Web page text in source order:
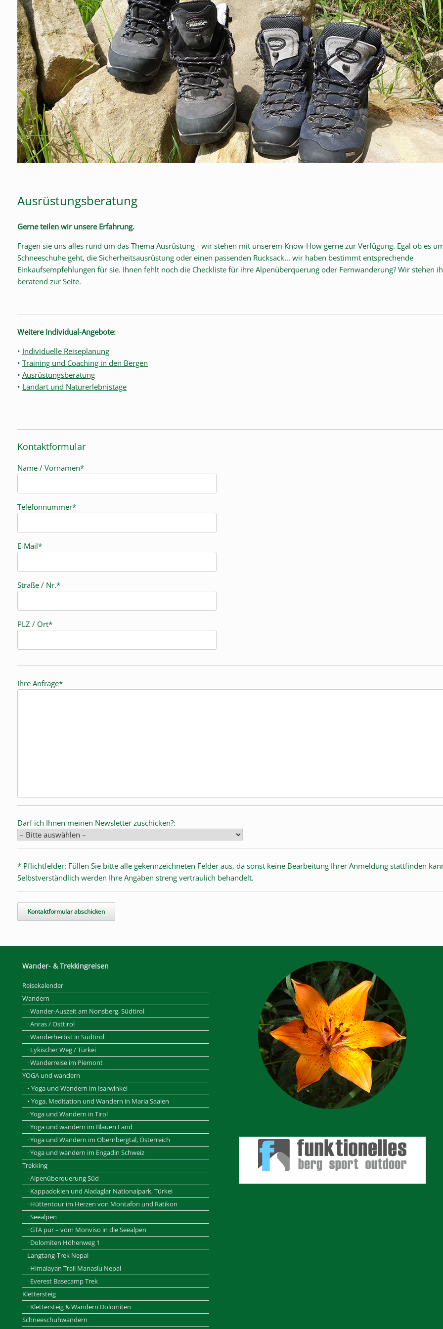
Ausrüstungsberatung
Gerne teilen wir unsere Erfahrung.
Fragen sie uns alles rund um das Thema Ausrüstung - wir stehen mit unserem Know-How gerne zur Verfügung. Egal ob es
Schneeschuhe geht, die Sicherheitsausrüstung oder einen passenden Rucksack... wir haben bestimmt entsprechende
Einkaufsempfehlungen für sie. Ihnen fehlt noch die Checkliste für ihre Alpenüberquerung oder Fernwanderung? Wir stehen
beratend zur Seite.
Weitere Individual-Angebote:
• Individuelle Reiseplanung
• Training und Coaching in den Bergen
• Ausrüstungsberatung
• Landart und Naturerlebnistage
Kontaktformular
Name / Vornamen*
Telefonnummer*
E-Mail*
Straße / Nr.*
PLZ / Ort*
B
t
e
s
e
s
e
l
d
l
.
Ihre Anfrage*
Darf ich Ihnen meinen Newsletter zuschicken?:
* Pflichtfelder: Füllen Sie bitte alle gekennzeichneten Felder aus, da sonst keine Bearbeitung Ihrer Anmeldung stattfinden
Selbstverständlich werden Ihre Angaben streng vertraulich behandelt.
Wander- & Trekkingreisen
Reisekalender
Wandern
· Wander-Auszeit am Nonsberg, Südtirol
· Anras / Osttirol
· Wanderherbst in Südtirol
· Lykischer Weg / Türkei
· Wanderreise im Piemont
YOGA und wandern
• Yoga und Wandern im Isarwinkel
• Yoga, Meditation und Wandern in Maria Saalen
· Yoga und Wandern in Tirol
· Yoga und wandern im Blauen Land
· Yoga und Wandern im Obernbergtal, Österreich
· Yoga und wandern im Engadin Schweiz
Trekking
· Alpenüberquerung Süd
· Kappadokien und Aladaglar Nationalpark, Türkei
· Hüttentour im Herzen von Montafon und Rätikon
· Seealpen
· GTA pur – vom Monviso in die Seealpen
· Dolomiten Höhenweg 1
Langtang-Trek Nepal
· Himalayan Trail Manaslu Nepal
· Everest Basecamp Trek
Klettersteig
· Klettersteig & Wandern Dolomiten
Schneeschuhwandern